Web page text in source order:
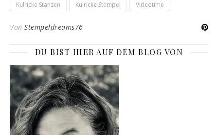
Kulricke Stanzen
Kulricke Stempel Videotime
Von Stempeldreams76
DU BIST HIER AUF DEM BLOG VON